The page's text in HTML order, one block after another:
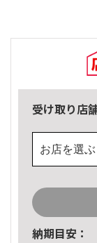
受け取り店
お店を選ぶ
納期目安：